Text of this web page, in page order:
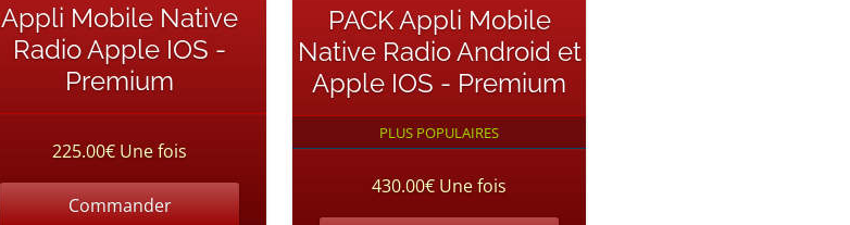
Appli Mobile Native
Radio Apple IOS -
Premium
225.00€ Une fois
Commander
PACK Appli Mobile
Native Radio Android et
Apple IOS - Premium
PLUS POPULAIRES
430.00€ Une fois